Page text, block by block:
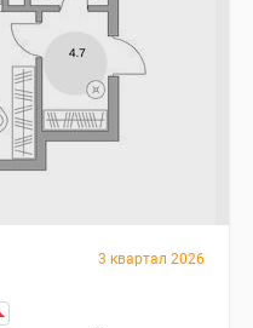
3 квартал 2026